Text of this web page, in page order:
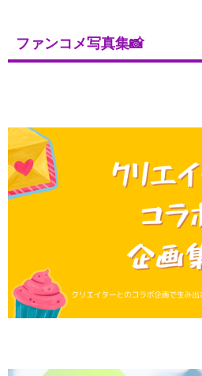
ファンコメ写真集📸